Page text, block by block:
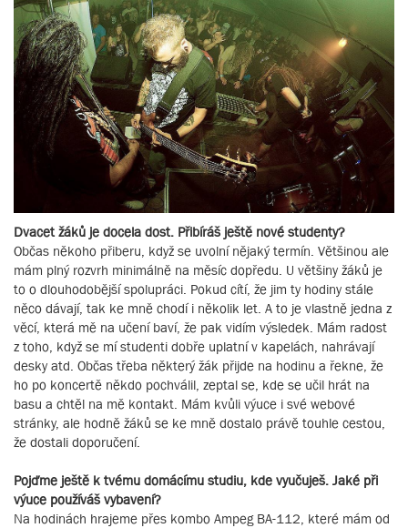
Dvacet žáků je docela dost. Přibíráš ještě nové studenty?
Občas někoho přiberu, když se uvolní nějaký termín. Většinou ale
mám plný rozvrh minimálně na měsíc dopředu. U většiny žáků je
to o dlouhodobější spolupráci. Pokud cítí, že jim ty hodiny stále
něco dávají, tak ke mně chodí i několik let. A to je vlastně jedna z
věcí, která mě na učení baví, že pak vidím výsledek. Mám radost
z toho, když se mí studenti dobře uplatní v kapelách, nahrávají
desky atd. Občas třeba některý žák přijde na hodinu a řekne, že
ho po koncertě někdo pochválil, zeptal se, kde se učil hrát na
basu a chtěl na mě kontakt. Mám kvůli výuce i své webové
stránky, ale hodně žáků se ke mně dostalo právě touhle cestou,
že dostali doporučení.
Pojďme ještě k tvému domácímu studiu, kde vyučuješ. Jaké při
výuce používáš vybavení?
Na hodinách hrajeme přes kombo Ampeg BA-112, které mám od